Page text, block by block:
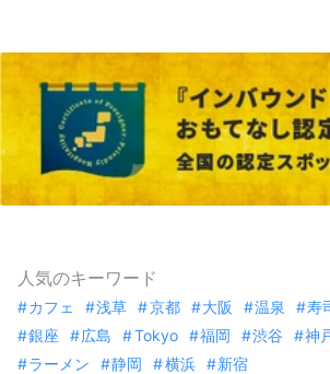
人気のキーワード
カフェ 浅草 京都 大阪 温泉 寿
銀座
広島 Tokyo 福岡 渋谷 神
ラーメン
静岡 横浜 新宿